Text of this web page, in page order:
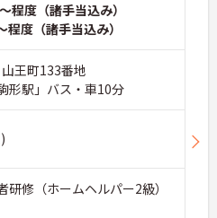
～程度（諸手当込み）
程度（諸手当込み）
王町133番地
形駅」バス・車10分
研修（ホームヘルパー2級）